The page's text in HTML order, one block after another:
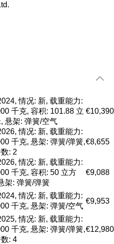
情况: 新, 载重能力:
千克, 容积: 101.88 立
悬架: 弹簧/空气
€10,390
情况: 新, 载重能力:
千克, 悬架: 弹簧/弹簧,
: 2
€8,655
情况: 新, 载重能力:
千克, 容积: 50 立方
架: 弹簧/弹簧
€9,088
情况: 新, 载重能力:
千克, 悬架: 弹簧/空气
€9,953
情况: 新, 载重能力:
千克, 悬架: 弹簧/弹簧,
: 4
€12,980